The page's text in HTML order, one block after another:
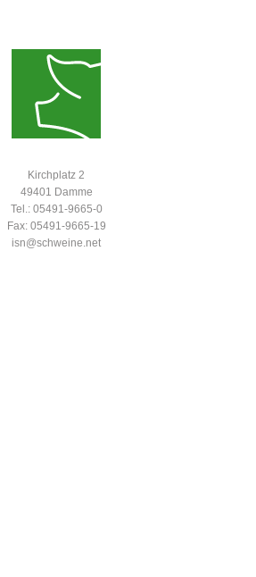
Kirchplatz 2
49401 Damme
Tel.: 05491-9665-0
Fax: 05491-9665-19
isn@schweine.net